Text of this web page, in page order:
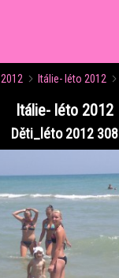
2012 Itálie- léto 2012
Itálie- léto 2012
Děti_léto 2012 308